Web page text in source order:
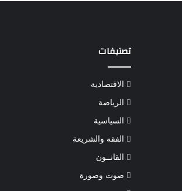
تصنيفات
الاقتصادية
الرياضة
السياسية
الفقه والشريعة
القانــون
صوت وصورة